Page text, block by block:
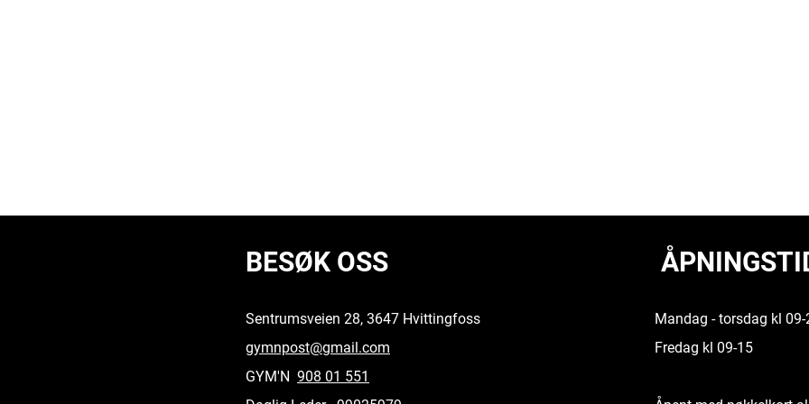
BESØK OSS
Sentrumsveien 28, 3647 Hvittingfoss
gymnpost@gmail.com
GYM'N 908 01 551
Mandag - torsdag kl 09-
Fredag kl 09-15